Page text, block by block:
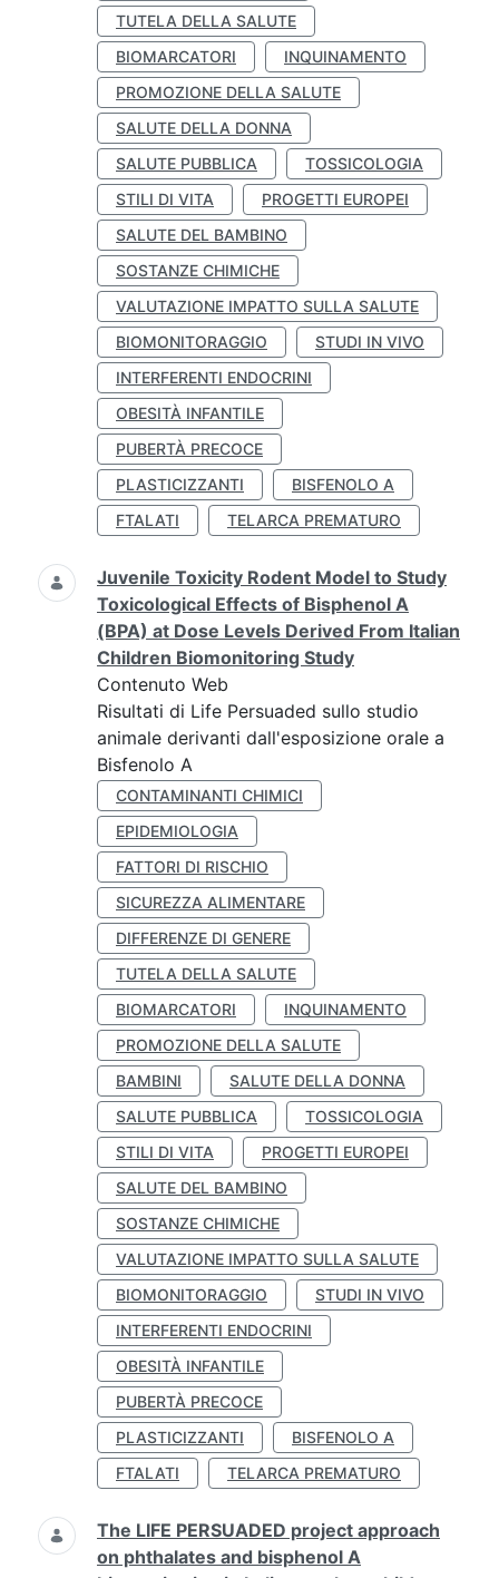
TUTELA DELLA SALUTE
BIOMARCATORI
INQUINAMENTO
PROMOZIONE DELLA SALUTE
SALUTE DELLA DONNA
SALUTE PUBBLICA
TOSSICOLOGIA
STILI DI VITA
PROGETTI EUROPEI
SALUTE DEL BAMBINO
SOSTANZE CHIMICHE
VALUTAZIONE IMPATTO SULLA SALUTE
BIOMONITORAGGIO
STUDI IN VIVO
INTERFERENTI ENDOCRINI
OBESITÀ INFANTILE
PUBERTÀ PRECOCE
PLASTICIZZANTI
BISFENOLO A
FTALATI
TELARCA PREMATURO
Juvenile Toxicity Rodent Model to Study
Toxicological Effects of Bisphenol A
(BPA) at Dose Levels Derived From Italian
Children Biomonitoring Study
Contenuto Web
Risultati di Life Persuaded sullo studio
animale derivanti dall'esposizione orale a
Bisfenolo A
CONTAMINANTI CHIMICI
EPIDEMIOLOGIA
FATTORI DI RISCHIO
SICUREZZA ALIMENTARE
DIFFERENZE DI GENERE
TUTELA DELLA SALUTE
BIOMARCATORI
INQUINAMENTO
PROMOZIONE DELLA SALUTE
BAMBINI
SALUTE DELLA DONNA
SALUTE PUBBLICA
TOSSICOLOGIA
STILI DI VITA
PROGETTI EUROPEI
SALUTE DEL BAMBINO
SOSTANZE CHIMICHE
VALUTAZIONE IMPATTO SULLA SALUTE
BIOMONITORAGGIO
STUDI IN VIVO
INTERFERENTI ENDOCRINI
OBESITÀ INFANTILE
PUBERTÀ PRECOCE
PLASTICIZZANTI
BISFENOLO A
FTALATI
TELARCA PREMATURO
The LIFE PERSUADED project approach
on phthalates and bisphenol A